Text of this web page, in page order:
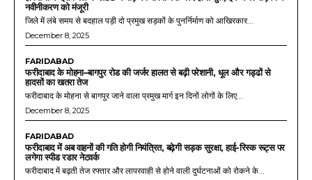
नवीनीकरण को मंजूरी
जिले में लंबे समय से बदहाल पड़ी दो प्रमुख सड़कों के पुनर्निर्माण को आखिरकार...
December 8, 2025
FARIDABAD
फरीदाबाद के मोहना–बागपुर रोड की जर्जर हालत से बढ़ी परेशानी, धूल और गड्ढों से
हादसों का खतरा तेज
फरीदाबाद के मोहना से बागपुर जाने वाला प्रमुख मार्ग इन दिनों लोगों के लिए...
December 8, 2025
FARIDABAD
फरीदाबाद में अब वाहनों की गति होगी नियंत्रित, बढ़ेगी सड़क सुरक्षा, हाई-रिस्क रूट्स पर
लगेगा स्पीड रडार नेटवर्क
फरीदाबाद में बढ़ती तेज रफ्तार और लापरवाही से होने वाली दुर्घटनाओं को रोकने के...